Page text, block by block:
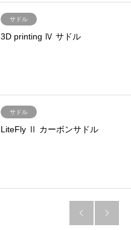
サドル
3D printing Ⅳ サドル
サドル
LiteFly Ⅱ カーボンサドル
 